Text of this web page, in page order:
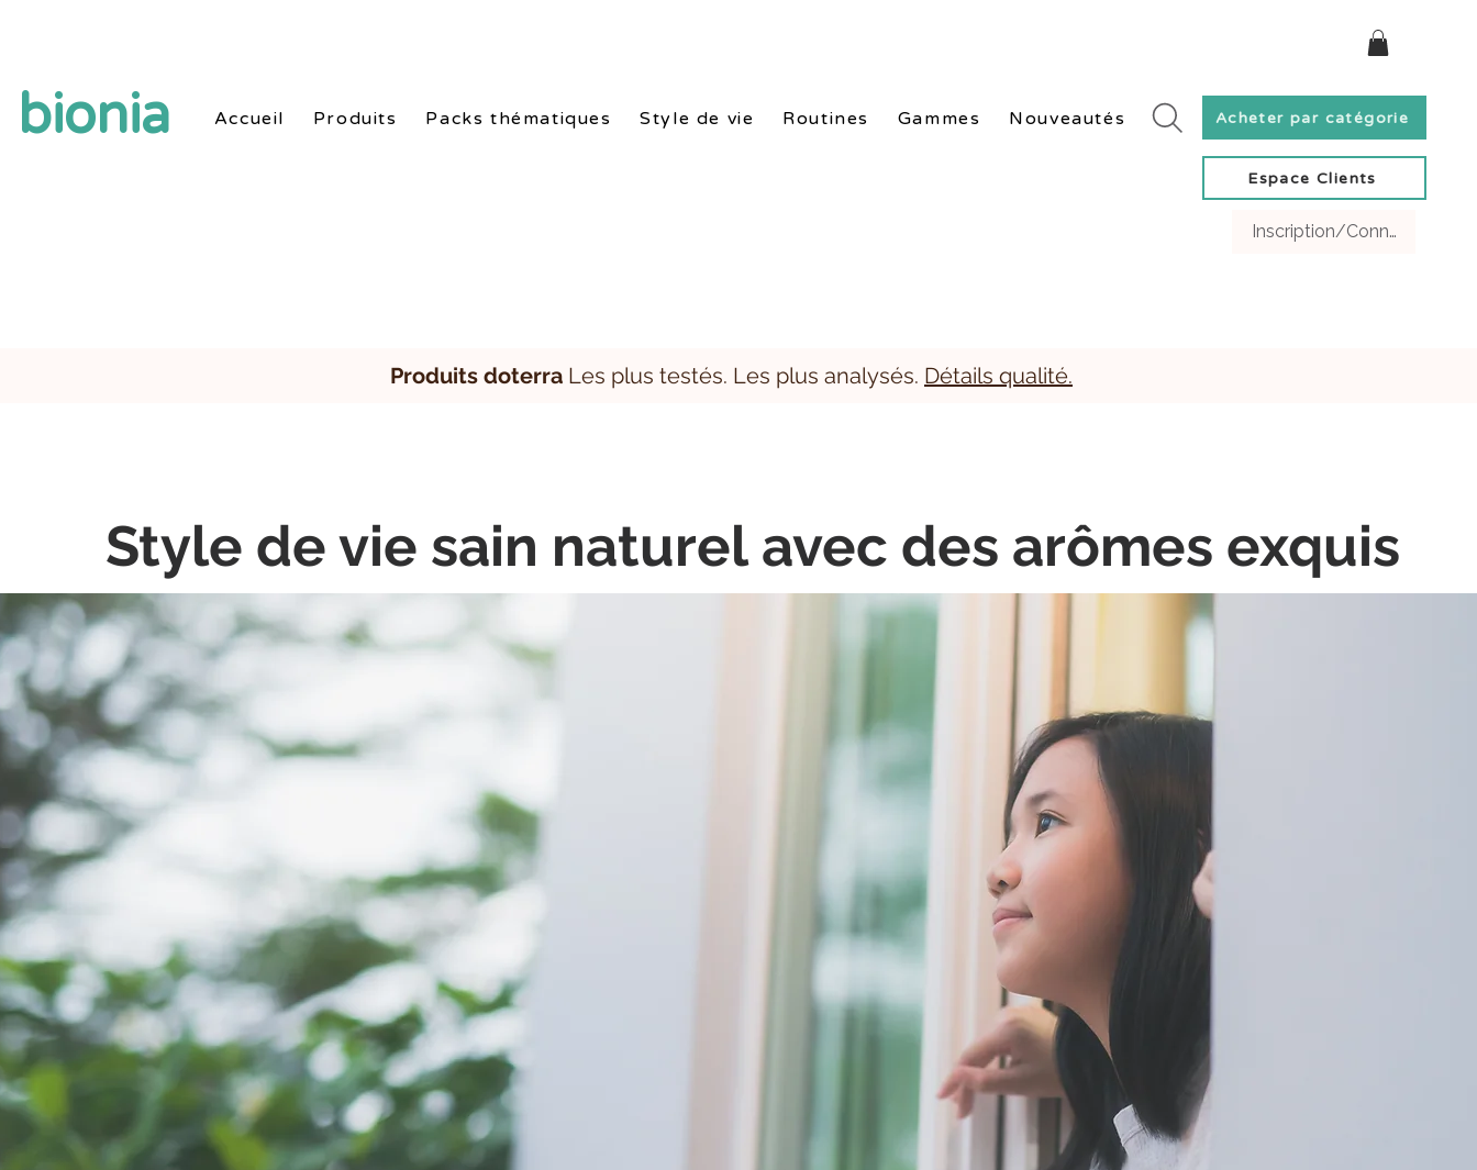
bionia Accueil Produits Packs thématiques Style de vie Routines Gammes Nouveautés Acheter par catégorie
Espace Clients
Inscription/Connexion
Produits doterra Les plus testés. Les plus analysés. Détails qualité.
Style de vie sain naturel avec des arômes exquis